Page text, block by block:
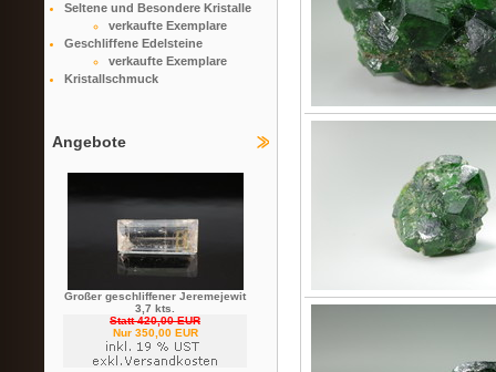
Seltene und Besondere Kristalle
verkaufte Exemplare
Geschliffene Edelsteine
verkaufte Exemplare
Kristallschmuck
Angebote
Großer geschliffener Jeremejewit
3,7 kts.
Statt 420,00 EUR
Nur 350,00 EUR